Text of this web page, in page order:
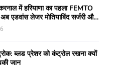
में हरियाणा का पहला FEMTO
एडवांस लेजर मोतियाबिंद सर्जरी और
की सुविधा
ब्लड प्रेशर को कंट्रोल रखना क्यों
जान